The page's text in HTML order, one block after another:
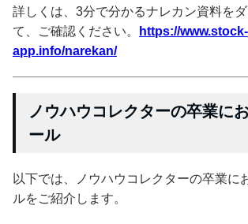
詳しくは、3分で分かるナレカン資料を
て、ご確認ください。
https://www.stock-
app.info/narekan/
ノウハウコレクターの卒業に
ール
以下では、ノウハウコレクターの卒業に
ルをご紹介します。